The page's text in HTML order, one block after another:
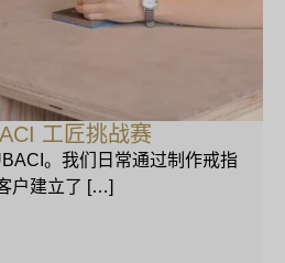
工匠挑战赛
。我们日常通过制作戒指
户建立了 […]